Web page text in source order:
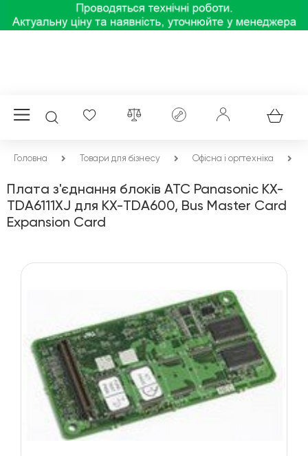
Головна Товари для бізнесу Офісна і оргтехніка
Плата з'єднання блоків АТС Panasonic KX-
TDA6111XJ для KX-TDA600, Bus Master Card
Expansion Card